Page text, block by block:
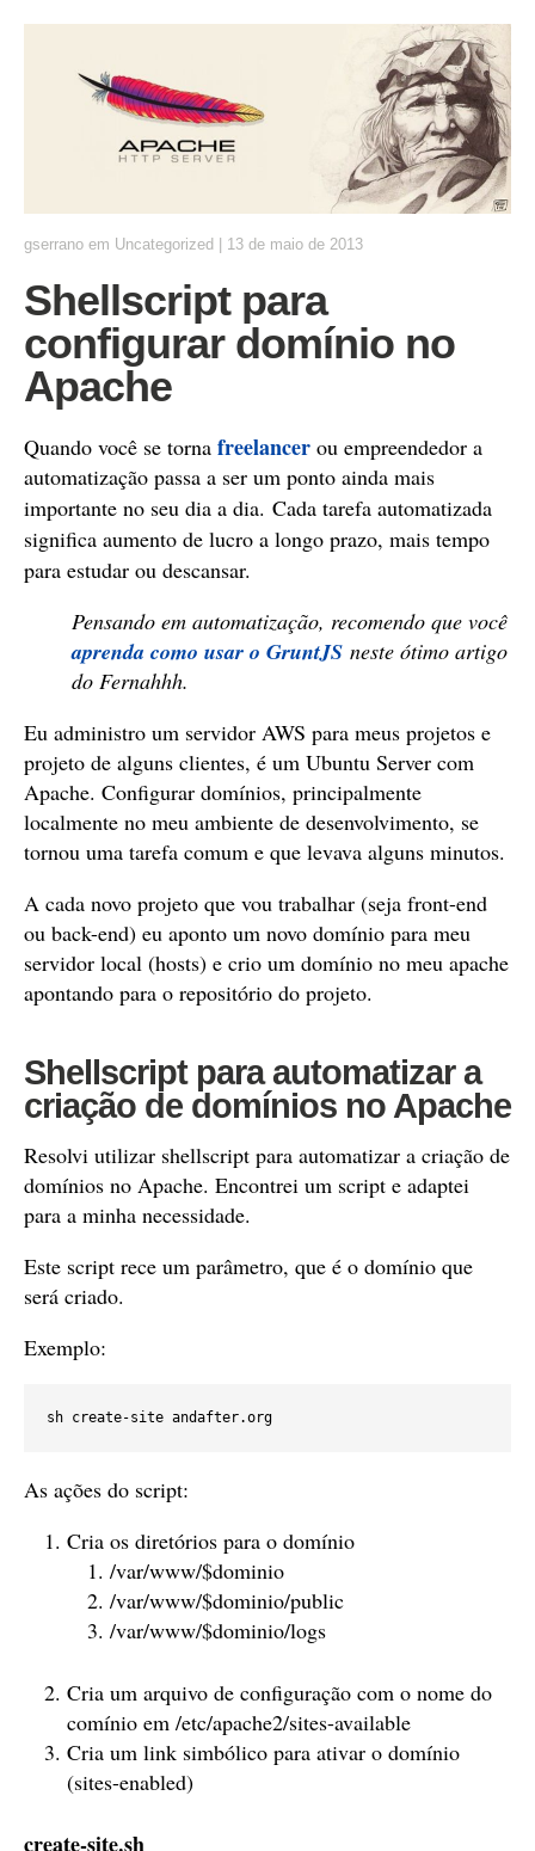
gserrano em Uncategorized 13 de maio de 2013
Shellscript para
configurar domínio no
Apache
Quando você se torna freelancer ou empreendedor a
automatização passa a ser um ponto ainda mais
importante no seu dia a dia. Cada tarefa automatizada
significa aumento de lucro a longo prazo, mais tempo
para estudar ou descansar.
Pensando em automatização, recomendo que você
aprenda como usar o GruntJS neste ótimo artigo
do Fernahhh.
Eu administro um servidor AWS para meus projetos e
projeto de alguns clientes, é um Ubuntu Server com
Apache. Configurar domínios, principalmente
localmente no meu ambiente de desenvolvimento, se
tornou uma tarefa comum e que levava alguns minutos.
A cada novo projeto que vou trabalhar (seja front-end
ou back-end) eu aponto um novo domínio para meu
servidor local (hosts) e crio um domínio no meu apache
apontando para o repositório do projeto.
Shellscript para automatizar a
criação de domínios no Apache
Resolvi utilizar shellscript para automatizar a criação de
domínios no Apache. Encontrei um script e adaptei
para a minha necessidade.
Este script rece um parâmetro, que é o domínio que
será criado.
Exemplo:
sh create-site andafter.org
As ações do script:
Cria os diretórios para o domínio
/var/www/$dominio
/var/www/$dominio/public
/var/www/$dominio/logs
Cria um arquivo de configuração com o nome do
comínio em /etc/apache2/sites-available
Cria um link simbólico para ativar o domínio
(sites-enabled)
create-site.sh